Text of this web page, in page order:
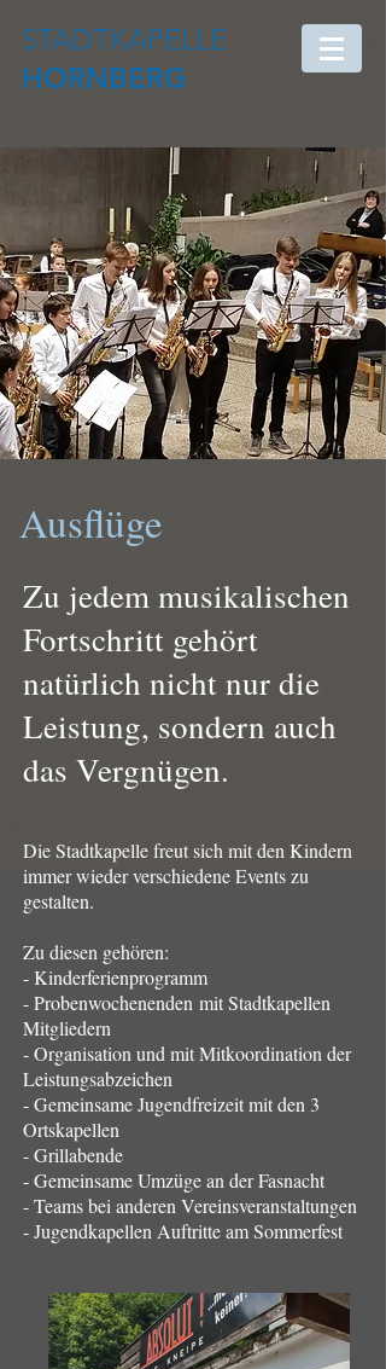
STADTKAPELLE
HORNBERG
Ausflüge
Zu jedem musikalischen
Fortschritt gehört
natürlich nicht nur die
Leistung, sondern auch
das Vergnügen.
Die Stadtkapelle freut sich mit den Kindern
immer wieder verschiedene Events zu
gestalten.
Zu diesen gehören:
- Kinderferienprogramm
- Probenwochenenden mit Stadtkapellen
Mitgliedern
- Organisation und mit Mitkoordination der
Leistungsabzeichen
- Gemeinsame Jugendfreizeit mit den 3
Ortskapellen
- Grillabende
- Gemeinsame Umzüge an der Fasnacht
- Teams bei anderen Vereinsveranstaltungen
- Jugendkapellen Auftritte am Sommerfest